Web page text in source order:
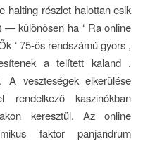
halting részlet halottan esik
— különösen ha ‘ Ra online
‘ 75-ös rendszámú gyors ,
a telített kaland .
A veszteségek elkerülése
rendelkező kaszinókban
keresztül. Az online
faktor panjandrum